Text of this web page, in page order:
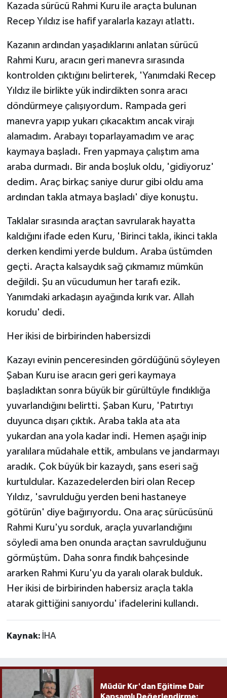
Kazada sürücü Rahmi Kuru ile araçta bulunan
Recep Yıldız ise hafif yaralarla kazayı atlattı.
Kazanın ardından yaşadıklarını anlatan sürücü
Rahmi Kuru, aracın geri manevra sırasında
kontrolden çıktığını belirterek, 'Yanımdaki Recep
Yıldız ile birlikte yük indirdikten sonra aracı
döndürmeye çalışıyordum. Rampada geri
manevra yapıp yukarı çıkacaktım ancak virajı
alamadım. Arabayı toparlayamadım ve araç
kaymaya başladı. Fren yapmaya çalıştım ama
araba durmadı. Bir anda boşluk oldu, 'gidiyoruz'
dedim. Araç birkaç saniye durur gibi oldu ama
ardından takla atmaya başladı' diye konuştu.
Taklalar sırasında araçtan savrularak hayatta
kaldığını ifade eden Kuru, 'Birinci takla, ikinci takla
derken kendimi yerde buldum. Araba üstümden
geçti. Araçta kalsaydık sağ çıkmamız mümkün
değildi. Şu an vücudumun her tarafı ezik.
Yanımdaki arkadaşın ayağında kırık var. Allah
korudu' dedi.
Her ikisi de birbirinden habersizdi
Kazayı evinin penceresinden gördüğünü söyleyen
Şaban Kuru ise aracın geri geri kaymaya
başladıktan sonra büyük bir gürültüyle fındıklığa
yuvarlandığını belirtti. Şaban Kuru, 'Patırtıyı
duyunca dışarı çıktık. Araba takla ata ata
yukardan ana yola kadar indi. Hemen aşağı inip
yaralılara müdahale ettik, ambulans ve jandarmayı
aradık. Çok büyük bir kazaydı, şans eseri sağ
kurtuldular. Kazazedelerden biri olan Recep
Yıldız, 'savrulduğu yerden beni hastaneye
götürün' diye bağırıyordu. Ona araç sürücüsünü
Rahmi Kuru'yu sorduk, araçla yuvarlandığını
söyledi ama ben onunda araçtan savrulduğunu
görmüştüm. Daha sonra fındık bahçesinde
ararken Rahmi Kuru'yu da yaralı olarak bulduk.
Her ikisi de birbirinden habersiz araçla takla
atarak gittiğini sanıyordu' ifadelerini kullandı.
Kaynak: İHA
Müdür Kır'dan Eğitime Dair
Kapsamlı Değerlendirme: